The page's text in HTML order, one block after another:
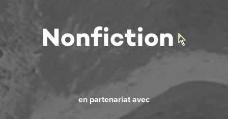
en partenariat avec